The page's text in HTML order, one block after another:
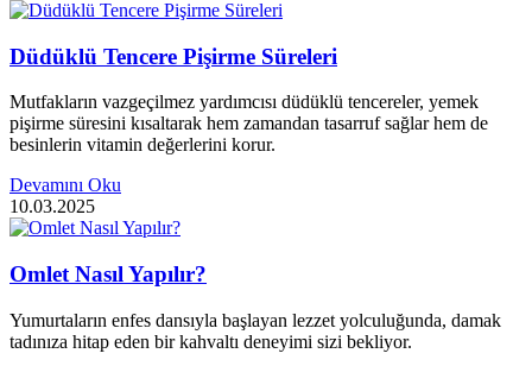
Düdüklü Tencere Pişirme Süreleri
Mutfakların vazgeçilmez yardımcısı düdüklü tencereler, yemek
pişirme süresini kısaltarak hem zamandan tasarruf sağlar hem de
besinlerin vitamin değerlerini korur.
Devamını Oku
10.03.2025
Omlet Nasıl Yapılır?
Yumurtaların enfes dansıyla başlayan lezzet yolculuğunda, damak
tadınıza hitap eden bir kahvaltı deneyimi sizi bekliyor.